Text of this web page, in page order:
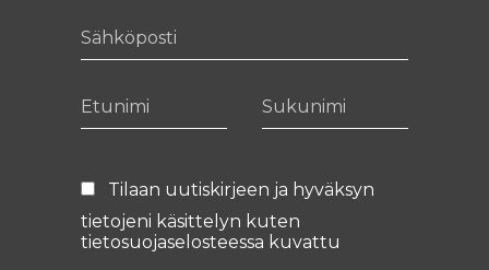
Tilaan uutiskirjeen ja hyväksyn
tietojeni käsittelyn kuten
tietosuojaselosteessa kuvattu